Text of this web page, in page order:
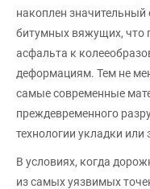
накоплен
битумных вяжущих, что
асфальта к
деформациям. Тем не
самые современные
преждевременного
технологии укладки
В условиях, когда
из самых уязвимых